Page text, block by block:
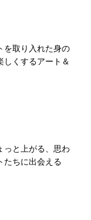
を取り入れた身の
しくするアート＆
っと上がる、思わ
たちに出会える